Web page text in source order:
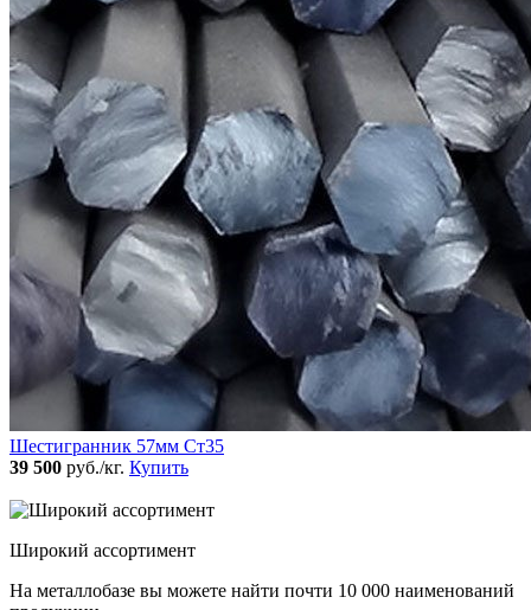
Шестигранник 57мм Ст35
39 500 руб./кг. Купить
Широкий ассортимент
На металлобазе вы можете найти почти 10 000 наименований